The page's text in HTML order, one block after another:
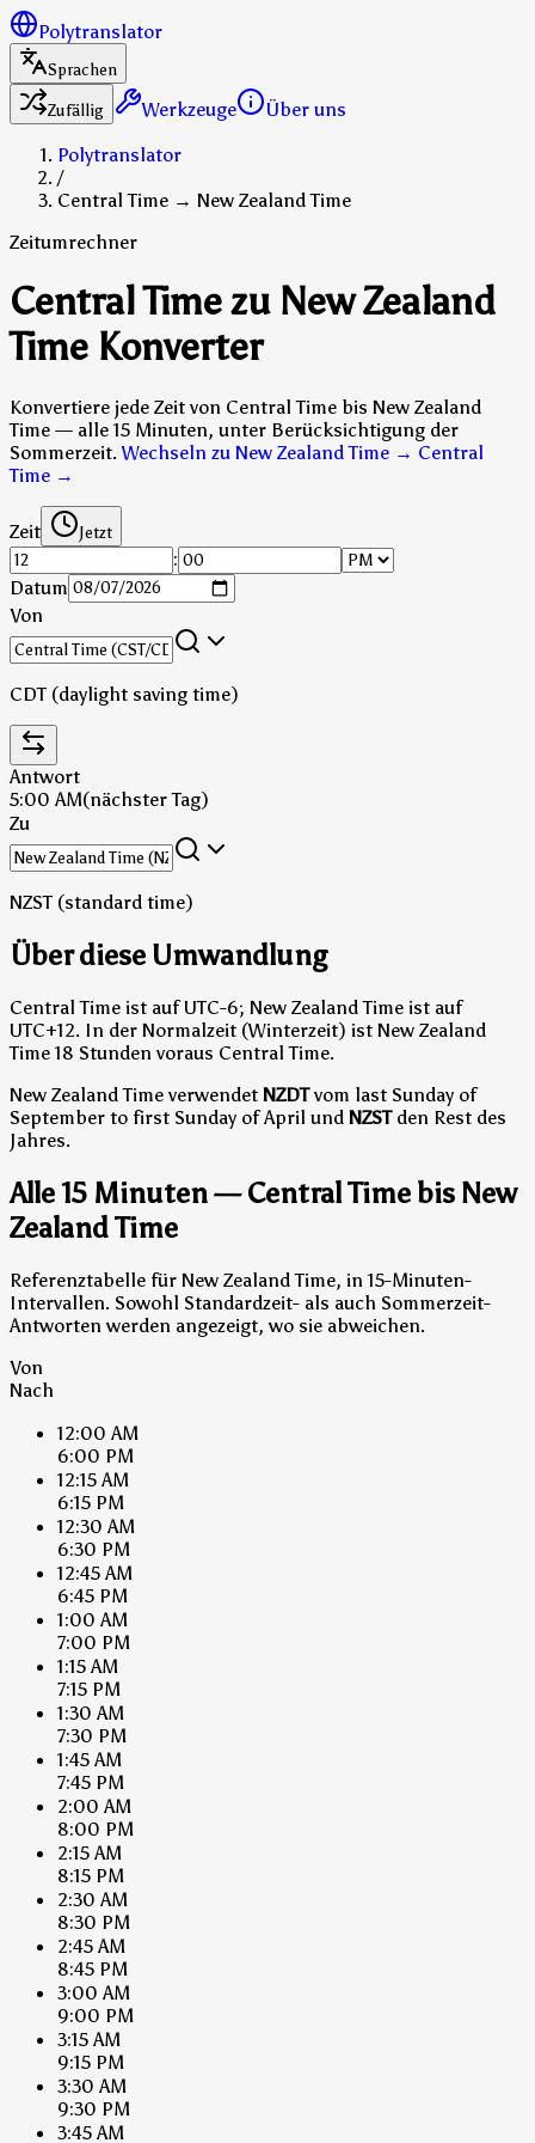
Polytranslator
Sprachen
Zufällig
Werkzeuge
Über uns
Polytranslator
/
Central Time → New Zealand Time
Zeitumrechner
Central Time zu New Zealand
Time Konverter
Konvertiere jede Zeit von Central Time bis New Zealand
Time — alle 15 Minuten, unter Berücksichtigung der
Sommerzeit. Wechseln zu New Zealand Time → Central
Time →
Zeit Jetzt
:
Datum
Von
CDT (daylight saving time)
Antwort
5:00 AM(nächster Tag)
Zu
NZST (standard time)
Über diese Umwandlung
Central Time ist auf UTC-6; New Zealand Time ist auf
UTC+12. In der Normalzeit (Winterzeit) ist New Zealand
Time 18 Stunden voraus Central Time.
New Zealand Time verwendet NZDTvom last Sunday of
September to first Sunday of April und NZSTden Rest des
Jahres.
Alle 15 Minuten — Central Time bis New
Zealand Time
Referenztabelle für New Zealand Time, in 15-Minuten-
Intervallen. Sowohl Standardzeit- als auch Sommerzeit-
Antworten werden angezeigt, wo sie abweichen.
Von
Nach
12:00 AM
6:00 PM
12:15 AM
6:15 PM
12:30 AM
6:30 PM
12:45 AM
6:45 PM
1:00 AM
7:00 PM
1:15 AM
7:15 PM
1:30 AM
7:30 PM
1:45 AM
7:45 PM
2:00 AM
8:00 PM
2:15 AM
8:15 PM
2:30 AM
8:30 PM
2:45 AM
8:45 PM
3:00 AM
9:00 PM
3:15 AM
9:15 PM
3:30 AM
9:30 PM
3:45 AM